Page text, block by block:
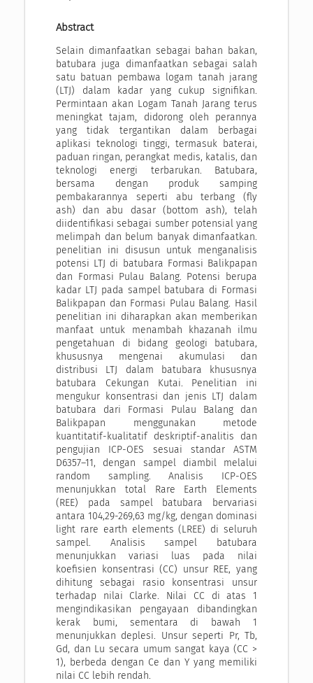
Abstract
Selain dimanfaatkan sebagai bahan bakan,
batubara juga dimanfaatkan sebagai salah
satu batuan pembawa logam tanah jarang
(LTJ) dalam kadar yang cukup signifikan.
Permintaan akan Logam Tanah Jarang terus
meningkat tajam, didorong oleh perannya
yang tidak tergantikan dalam berbagai
aplikasi teknologi tinggi, termasuk baterai,
paduan ringan, perangkat medis, katalis, dan
teknologi energi terbarukan. Batubara,
bersama dengan produk samping
pembakarannya seperti abu terbang (fly
ash) dan abu dasar (bottom ash), telah
diidentifikasi sebagai sumber potensial yang
melimpah dan belum banyak dimanfaatkan.
penelitian ini disusun untuk menganalisis
potensi LTJ di batubara Formasi Balikpapan
dan Formasi Pulau Balang. Potensi berupa
kadar LTJ pada sampel batubara di Formasi
Balikpapan dan Formasi Pulau Balang. Hasil
penelitian ini diharapkan akan memberikan
manfaat untuk menambah khazanah ilmu
pengetahuan di bidang geologi batubara,
khususnya mengenai akumulasi dan
distribusi LTJ dalam batubara khususnya
batubara Cekungan Kutai. Penelitian ini
mengukur konsentrasi dan jenis LTJ dalam
batubara dari Formasi Pulau Balang dan
Balikpapan menggunakan metode
kuantitatif-kualitatif deskriptif-analitis dan
pengujian ICP-OES sesuai standar ASTM
D6357–11, dengan sampel diambil melalui
random sampling. Analisis ICP-OES
menunjukkan total Rare Earth Elements
(REE) pada sampel batubara bervariasi
antara 104,29-269,63 mg/kg, dengan dominasi
light rare earth elements (LREE) di seluruh
sampel. Analisis sampel batubara
menunjukkan variasi luas pada nilai
koefisien konsentrasi (CC) unsur REE, yang
dihitung sebagai rasio konsentrasi unsur
terhadap nilai Clarke. Nilai CC di atas 1
mengindikasikan pengayaan dibandingkan
kerak bumi, sementara di bawah 1
menunjukkan deplesi. Unsur seperti Pr, Tb,
Gd, dan Lu secara umum sangat kaya (CC >
1), berbeda dengan Ce dan Y yang memiliki
nilai CC lebih rendah.